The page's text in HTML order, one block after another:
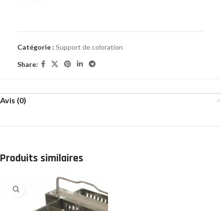
Catégorie : Support de coloration
Share:
Avis (0)
Produits similaires